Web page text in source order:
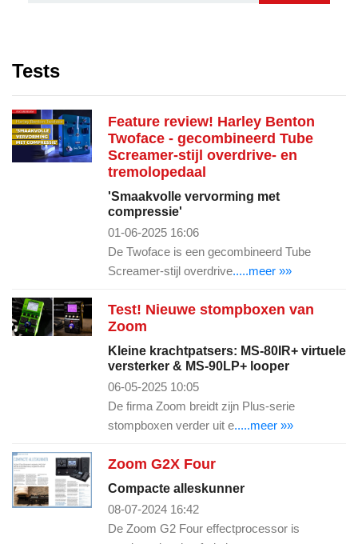
Tests
Feature review! Harley Benton
Twoface - gecombineerd Tube
Screamer-stijl overdrive- en
tremolopedaal
'Smaakvolle vervorming met
compressie'
01-06-2025 16:06
De Twoface is een gecombineerd Tube
Screamer-stijl overdrive.....meer »»
Test! Nieuwe stompboxen van
Zoom
Kleine krachtpatsers: MS-80IR+ virtuele
versterker & MS-90LP+ looper
06-05-2025 10:05
De firma Zoom breidt zijn Plus-serie
stompboxen verder uit e.....meer »»
Zoom G2X Four
Compacte alleskunner
08-07-2024 16:42
De Zoom G2 Four effectprocessor is